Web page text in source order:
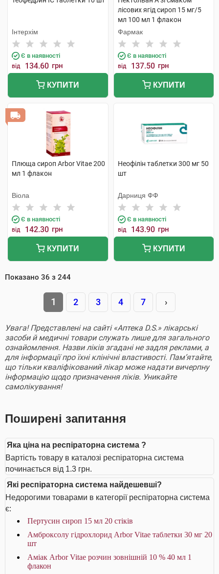
Інтерхім
Є в наявності
від 134.60 грн
КУПИТИ
лісових ягід сироп 15 мг/5
мл 100 мл 1 флакон
Фармак
Є в наявності
від 137.50 грн
КУПИТИ
Плюща сироп Arbor Vitae 200
мл 1 флакон
Віола
Є в наявності
від 142.30 грн
КУПИТИ
Неофілін таблетки 300 мг 50
шт
Дарниця ФФ
Є в наявності
від 143.90 грн
КУПИТИ
Показано 36 з 244
1 2 3 4 7 ›
Увага! Представлені на сайті «Аптека D.S.» лікарські
засоби й медичні товари служать лише для загального
ознайомлення. Назви ліків згадані не задля реклами, а
для інформації про їхні клінічні властивості. Пам’ятайте,
що тільки кваліфікований лікар може надати вичерпну
інформацію щодо призначення ліків. Уникайте
самолікування!
Поширені запитання
Яка ціна на респіраторна система ?
Вартість товару в каталозі респіраторна система
починається від 1.3 грн.
Які респіраторна система найдешевші?
Недорогими товарами в категорії респіраторна система
є:
Пертусин сироп 15 мл 20 стіків
Амброксолу гідрохлорид Arbor Vitae таблетки 30 мг 20
шт
Аміак Arbor Vitae розчин зовнішній 10 % 40 мл 1
флакон